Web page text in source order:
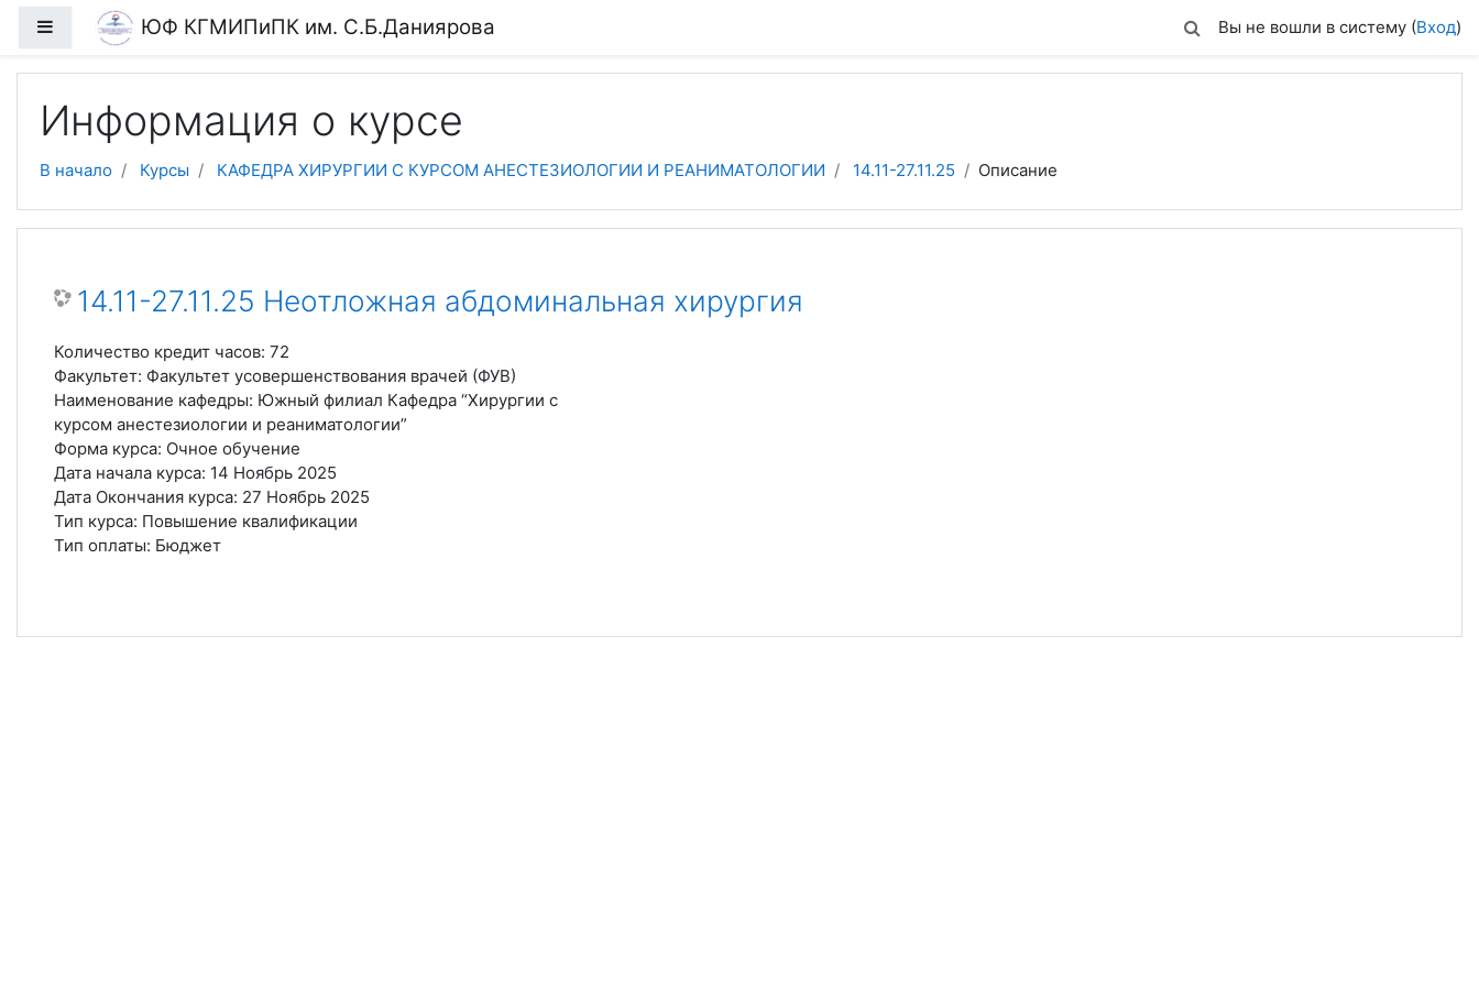
Перейти к основному содержанию
Боковая панельЮФ КГМИПиПК им. С.Б.Даниярова Вы не вошли в систему (Вход)
Информация о курсе
В начало Курсы КАФЕДРА ХИРУРГИИ С КУРСОМ АНЕСТЕЗИОЛОГИИ И РЕАНИМАТОЛОГИИ 14.11-27.11.25 Описание
14.11-27.11.25 Неотложная абдоминальная хирургия
Количество кредит часов: 72
Факультет: Факультет усовершенствования врачей (ФУВ)
Наименование кафедры: Южный филиал Кафедра “Хирургии с
курсом анестезиологии и реаниматологии”
Форма курса: Очное обучение
Дата начала курса: 14 Ноябрь 2025
Дата Окончания курса: 27 Ноябрь 2025
Тип курса: Повышение квалификации
Тип оплаты: Бюджет